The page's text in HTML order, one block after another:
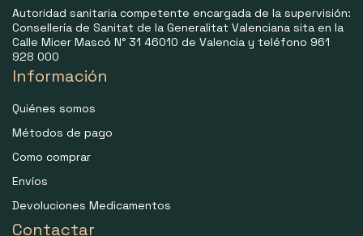
Autoridad sanitaria competente encargada de la supervisión:
Consellería de Sanitat de la Generalitat Valenciana sita en la
Calle Micer Mascó N° 31 46010 de Valencia y teléfono 961
928 000
Información
Quiénes somos
Métodos de pago
Como comprar
Envíos
Devoluciones Medicamentos
Contactar